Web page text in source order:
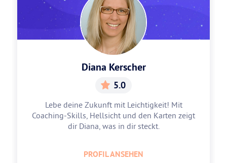
Diana Kerscher
5.0
Lebe deine Zukunft mit Leichtigkeit! Mit
Coaching-Skills, Hellsicht und den Karten zeigt
dir Diana, was in dir steckt.
PROFIL ANSEHEN